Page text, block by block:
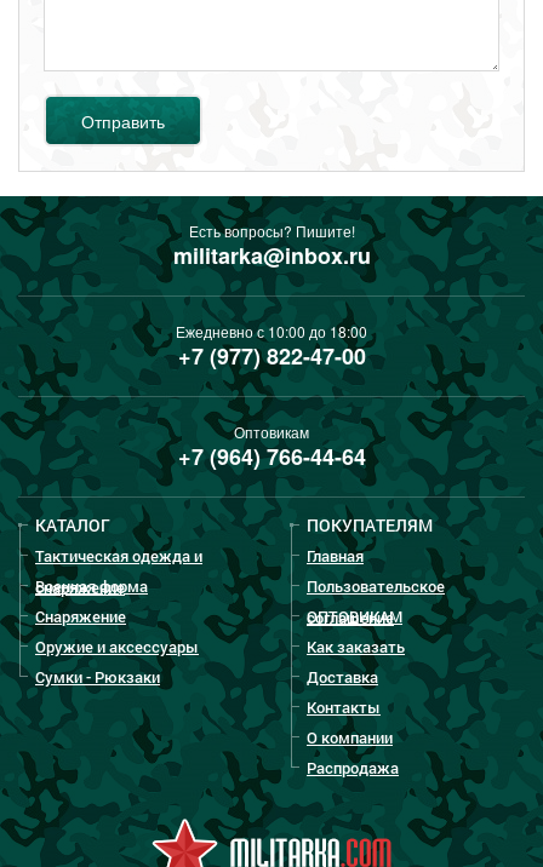
Отправить
Есть вопросы? Пишите!
militarka@inbox.ru
Ежедневно с 10:00 до 18:00
+7 (977) 822-47-00
Оптовикам
+7 (964) 766-44-64
КАТАЛОГ
Тактическая одежда и
снаряжение
Военная форма
Снаряжение
Оружие и аксессуары
Сумки - Рюкзаки
ПОКУПАТЕЛЯМ
Главная
Пользовательское
соглашение
ОПТОВИКАМ
Как заказать
Доставка
Контакты
О компании
Распродажа